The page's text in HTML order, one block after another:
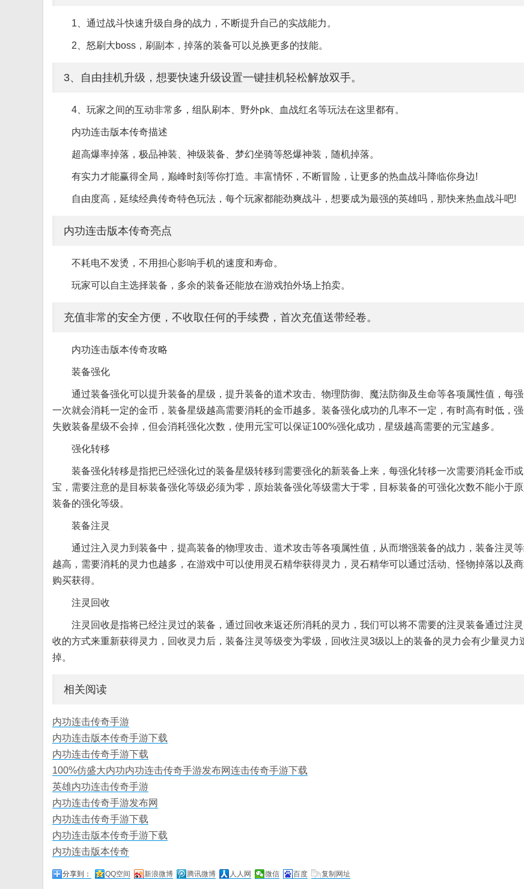
1、通过战斗快速升级自身的战力，不断提升自己的实战能力。
2、怒刷大boss，刷副本，掉落的装备可以兑换更多的技能。
3、自由挂机升级，想要快速升级设置一键挂机轻松解放双手。
4、玩家之间的互动非常多，组队刷本、野外pk、血战红名等玩法在这里都有。
内功连击版本传奇描述
超高爆率掉落，极品神装、神级装备、梦幻坐骑等怒爆神装，随机掉落。
有实力才能赢得全局，巅峰时刻等你打造。丰富情怀，不断冒险，让更多的热血战斗降临你身边!
自由度高，延续经典传奇特色玩法，每个玩家都能劲爽战斗，想要成为最强的英雄吗，那快来热血战斗吧!
内功连击版本传奇亮点
不耗电不发烫，不用担心影响手机的速度和寿命。
玩家可以自主选择装备，多余的装备还能放在游戏拍外场上拍卖。
充值非常的安全方便，不收取任何的手续费，首次充值送带经卷。
内功连击版本传奇攻略
装备强化
通过装备强化可以提升装备的星级，提升装备的道术攻击、物理防御、魔法防御及生命等各项属性值，每
一次就会消耗一定的金币，装备星级越高需要消耗的金币越多。装备强化成功的几率不一定，有时高有时低，
失败装备星级不会掉，但会消耗强化次数，使用元宝可以保证100%强化成功，星级越高需要的元宝越多。
强化转移
装备强化转移是指把已经强化过的装备星级转移到需要强化的新装备上来，每强化转移一次需要消耗金币
宝，需要注意的是目标装备强化等级必须为零，原始装备强化等级需大于零，目标装备的可强化次数不能小于
装备的强化等级。
装备注灵
通过注入灵力到装备中，提高装备的物理攻击、道术攻击等各项属性值，从而增强装备的战力，装备注灵
越高，需要消耗的灵力也越多，在游戏中可以使用灵石精华获得灵力，灵石精华可以通过活动、怪物掉落以及
购买获得。
注灵回收
注灵回收是指将已经注灵过的装备，通过回收来返还所消耗的灵力，我们可以将不需要的注灵装备通过注灵
收的方式来重新获得灵力，回收灵力后，装备注灵等级变为零级，回收注灵3级以上的装备的灵力会有少量灵力
掉。
相关阅读
内功连击传奇手游
内功连击版本传奇手游下载
内功连击传奇手游下载
100%仿盛大内功内功连击传奇手游发布网连击传奇手游下载
英雄内功连击传奇手游
内功连击传奇手游发布网
内功连击传奇手游下载
内功连击版本传奇手游下载
内功连击版本传奇
分享到： QQ空间 新浪微博 腾讯微博 人人网 微信 百度 复制网址